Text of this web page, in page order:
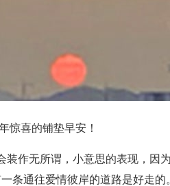
惊喜的铺垫早安！
装作无所谓，小意思的表现，因
条通往爱情彼岸的道路是好走